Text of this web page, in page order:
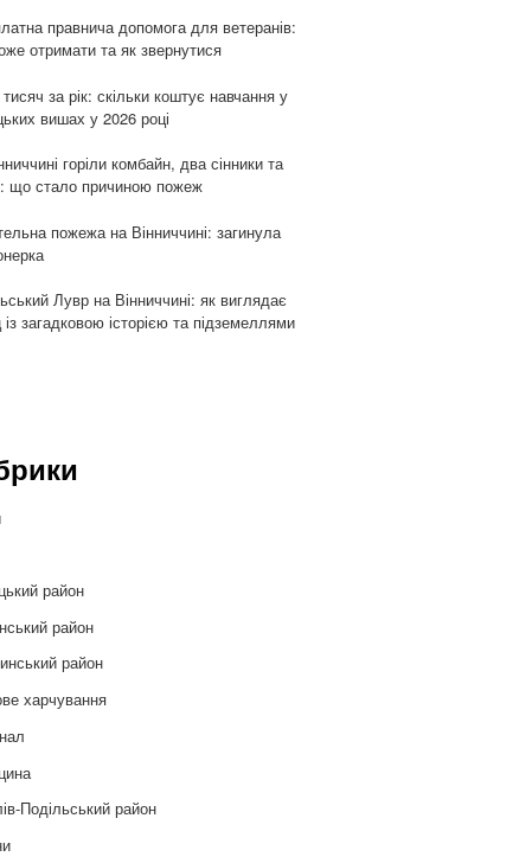
правнича допомога для ветеранів:
отримати та як звернутися
за рік: скільки коштує навчання у
вишах у 2026 році
горіли комбайн, два сінники та
що стало причиною пожеж
пожежа на Вінниччині: загинула
Лувр на Вінниччині: як виглядає
загадковою історією та підземеллями
район
район
район
харчування
Подільський район